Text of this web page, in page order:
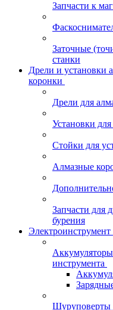
Запчасти к
Заточные
станки
Дрели и установки
коронки
Дрели для
Установки
Стойки для
Алмазные
Запчасти для
бурения
Электроинструмент
Аккумуляторы
инструмента
Шуруповерты